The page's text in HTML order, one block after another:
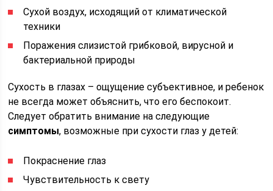
Сухой воздух, исходящий от климатической
техники
Поражения слизистой грибковой, вирусной и
бактериальной природы
Сухость в глазах – ощущение субъективное, и ребенок
не всегда может объяснить, что его беспокоит.
Следует обратить внимание на следующие
симптомы, возможные при сухости глаз у детей:
Покраснение глаз
Чувствительность к свету